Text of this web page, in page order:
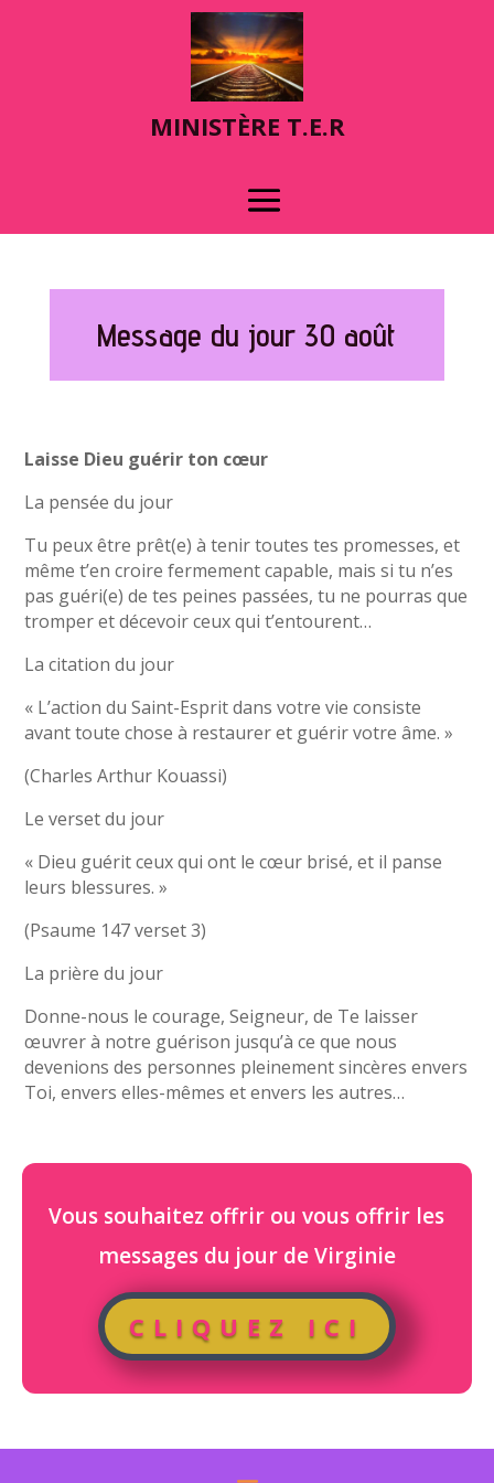
MINISTÈRE T.E.R
Message du jour 30 août
Laisse Dieu guérir ton cœur
La pensée du jour
Tu peux être prêt(e) à tenir toutes tes promesses, et
même t’en croire fermement capable, mais si tu n’es
pas guéri(e) de tes peines passées, tu ne pourras que
tromper et décevoir ceux qui t’entourent…
La citation du jour
« L’action du Saint-Esprit dans votre vie consiste
avant toute chose à restaurer et guérir votre âme. »
(Charles Arthur Kouassi)
Le verset du jour
« Dieu guérit ceux qui ont le cœur brisé, et il panse
leurs blessures. »
(Psaume 147 verset 3)
La prière du jour
Donne-nous le courage, Seigneur, de Te laisser
œuvrer à notre guérison jusqu’à ce que nous
devenions des personnes pleinement sincères envers
Toi, envers elles-mêmes et envers les autres…
Vous souhaitez offrir ou vous offrir les
messages du jour de Virginie
CLIQUEZ ICI